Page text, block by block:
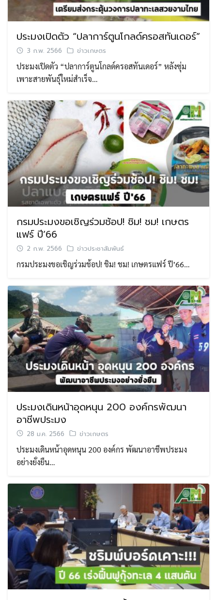
ประมงเปิดตัว “ปลาการ์ตูนโกลด์ครอสทันเดอร์”
3 ก.พ. 2566 ข่าวเกษตร
ประมงเปิดตัว “ปลาการ์ตูนโกลด์ครอสทันเดอร์” หลังซุ่ม
เพาะสายพันธุ์ใหม่สำเร็จ…
กรมประมงขอเชิญร่วมช้อป! ชิม! ชม! เกษตร
แฟร์ ปี’66
2 ก.พ. 2566 ข่าวประชาสัมพันธ์
กรมประมงขอเชิญร่วมช้อป! ชิม! ชม! เกษตรแฟร์ ปี’66…
ประมงเดินหน้าอุดหนุน 200 องค์กรพัฒนา
อาชีพประมง
28 ม.ค. 2566 ข่าวเกษตร
ประมงเดินหน้าอุดหนุน 200 องค์กร พัฒนาอาชีพประมง
อย่างยั่งยืน…